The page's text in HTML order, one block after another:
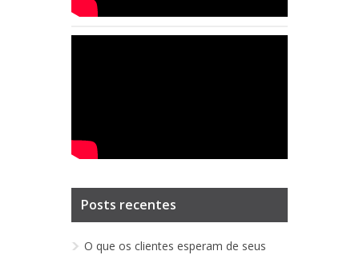
Posts recentes
O que os clientes esperam de seus